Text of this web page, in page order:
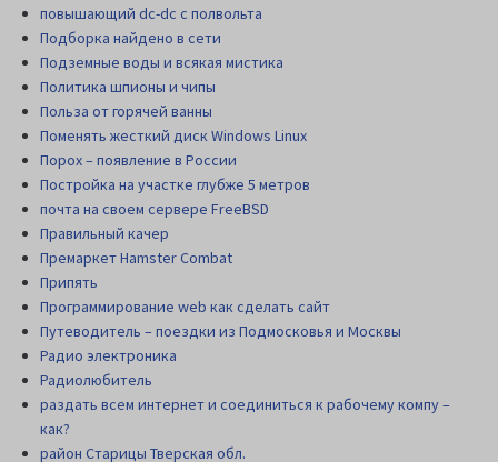
повышающий dc-dc с полвольта
Подборка найдено в сети
Подземные воды и всякая мистика
Политика шпионы и чипы
Польза от горячей ванны
Поменять жесткий диск Windows Linux
Порох – появление в России
Постройка на участке глубже 5 метров
почта на своем сервере FreeBSD
Правильный качер
Премаркет Hamster Combat
Припять
Программирование web как сделать сайт
Путеводитель – поездки из Подмосковья и Москвы
Радио электроника
Радиолюбитель
раздать всем интернет и соединиться к рабочему компу –
как?
район Старицы Тверская обл.